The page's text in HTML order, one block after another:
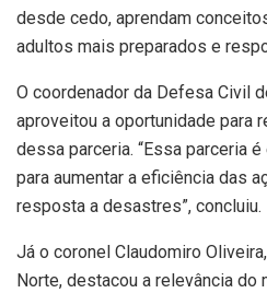
desde cedo, aprendam
adultos mais preparados e
O coordenador da Defesa Civil
aproveitou a oportunidade para
dessa parceria. “Essa parceria
para aumentar a eficiência das
resposta a desastres”, concluiu.
Já o coronel Claudomiro
Norte, destacou a relevância do